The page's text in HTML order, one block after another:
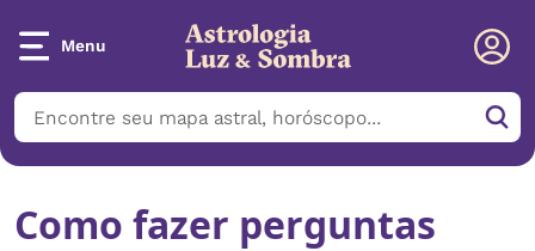
Menu
Como fazer perguntas